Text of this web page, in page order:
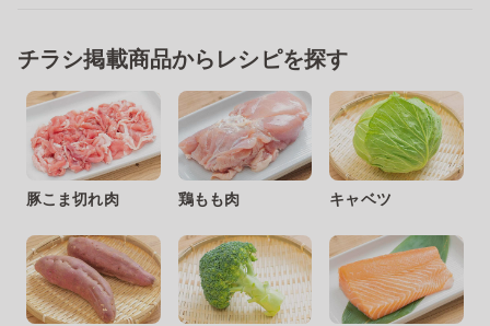
チラシ掲載商品からレシピを探す
豚こま切れ肉 鶏もも肉 キャベツ